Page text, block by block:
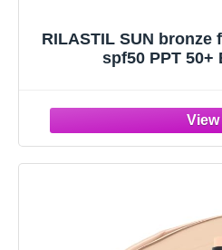
RILASTIL SUN
spf50 PPT 50+